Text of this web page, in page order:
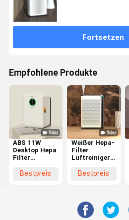
Fortsetzen
Empfohlene Produkte
ABS 11W
Desktop Hepa
Filter
für kleine
Bestpreis
Weißer Hepa-
Filter
Luftreiniger
Bestpreis